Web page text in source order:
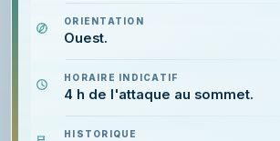
ORIENTATION
Ouest.
HORAIRE INDICATIF
4 h de l'attaque au sommet.
HISTORIQUE